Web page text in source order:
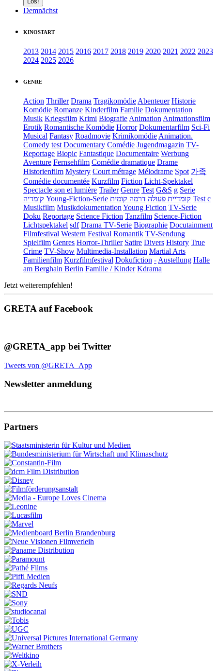
Demnächst
KINOSTART
2013 2014 2015 2016 2017 2018 2019 2020 2021 2022 2023
2024 2025 2026
GENRE
Action Thriller Drama Tragikomödie Abenteuer Historie
Komödie Romanze Kinderfilm Familie Dokumentation
Musik Kriegsfilm Krimi Biografie Animation Animationsfilm
Erotik Romantische Komödie Horror Dokumentarfilm Sci-Fi
Musical Fantasy Roadmovie Krimikomödie Animation.
Comedy test Documentary Comédie Jugendmagazin TV-
Reportage Biopic Fantastique Documentaire Werbung
Aventure Fernsehfilm Comédie dramatique Drame
Historienfilm Mystery Court métrage Mélodrame Spot 가족
Comédie documentée Kurzfilm Fiction Licht-Spektakel
Spectacle son et lumière Trailer Genre Test G&S g Serie
קומדיה Young-Fiction-Serie קומדיית פעולה דרמה קומית
Test c
Musikfilm Musikdokumentation Young Fiction TV-Serie
Doku Reportage Science Fiction Tanzfilm Science-Fiction
Lichtspektakel sdf Drama TV-Serie Biographie Docutainment
Filmfestival Western Festival Romantik TV-Sendung
Spielfilm Genres Horror-Thriller Satire Divers History True
Crime TV-Show Multimedia-Installation Martial Arts
Familienfilm Kurzfilmfestival Dokufiction - Austellung Halle
am Berghain Berlin Familie / Kinder Kdrama
Jetzt weiterempfehlen!
GRETA auf Facebook
@GRETA_app bei Twitter
Tweets von @GRETA_App
Newsletter anmeldung
Partners